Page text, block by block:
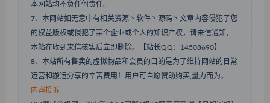
本网站均不负任何责任。
7、本网站如无意中有相关资源丶软件丶源码丶文章内容侵犯了您
的权益版权或侵犯了某个企业或个人的知识产权，请来信通知，
本站在收到来信核实后立即删除。【站长QQ：14508690】
8、本站所有售卖的虚拟物品和会员的目的是为了维持网站的日常
运营和搬运分享的辛苦费用！用户可自愿赞助购买,量力而为。
内容投诉